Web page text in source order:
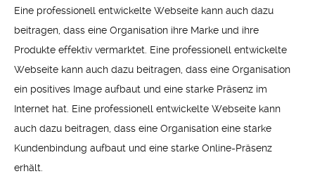
Eine professionell entwickelte Webseite kann auch dazu
beitragen, dass eine Organisation ihre Marke und ihre
Produkte effektiv vermarktet. Eine professionell entwickelte
Webseite kann auch dazu beitragen, dass eine Organisation
ein positives Image aufbaut und eine starke Präsenz im
Internet hat. Eine professionell entwickelte Webseite kann
auch dazu beitragen, dass eine Organisation eine starke
Kundenbindung aufbaut und eine starke Online-Präsenz
erhält.